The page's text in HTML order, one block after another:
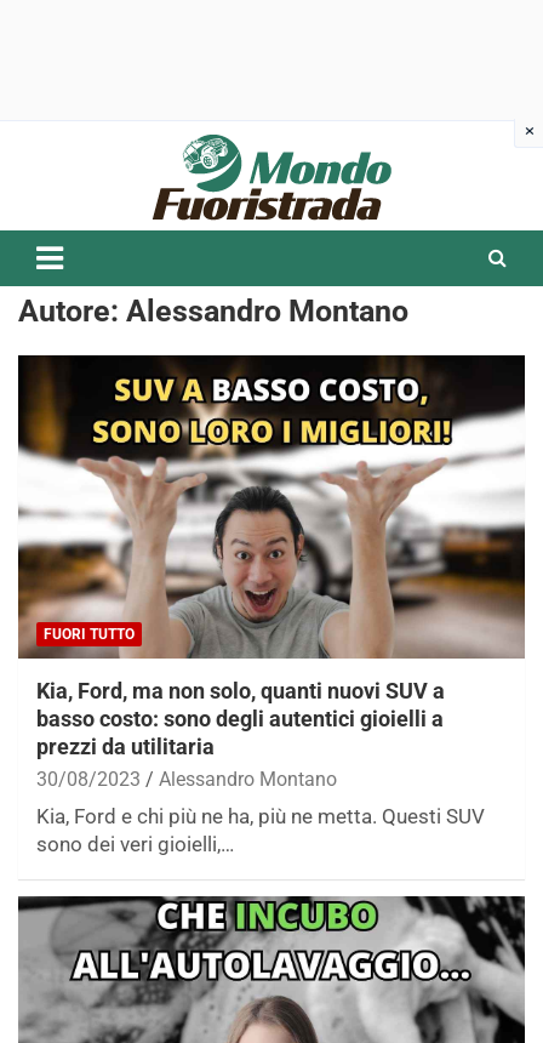
Autore: Alessandro Montano
FUORI TUTTO
Kia, Ford, ma non solo, quanti nuovi SUV a
basso costo: sono degli autentici gioielli a
prezzi da utilitaria
30/08/2023 Alessandro Montano
Kia, Ford e chi più ne ha, più ne metta. Questi SUV
sono dei veri gioielli,…